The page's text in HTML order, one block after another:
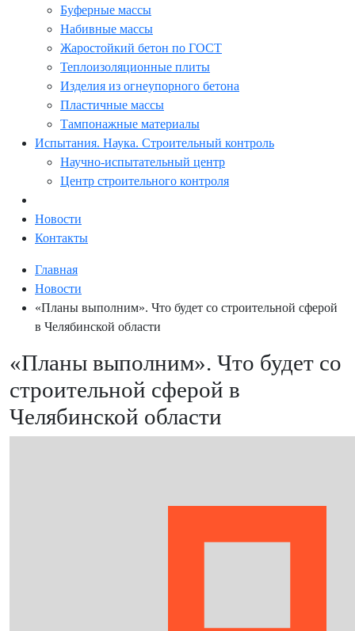
Буферные массы
Набивные массы
Жаростойкий бетон по ГОСТ
Теплоизоляционные плиты
Изделия из огнеупорного бетона
Пластичные массы
Тампонажные материалы
Испытания. Наука. Строительный контроль
Научно-испытательный центр
Центр строительного контроля
Новости
Контакты
Главная
Новости
«Планы выполним». Что будет со строительной сферой
в Челябинской области
«Планы выполним». Что будет со
строительной сферой в
Челябинской области